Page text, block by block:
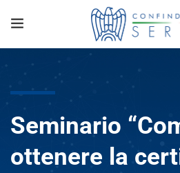
Seminario
ottenere la